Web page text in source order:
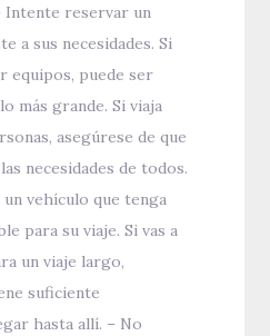
Intente reservar un
a sus necesidades. Si
equipos, puede ser
más grande. Si viaja
asegúrese de que
necesidades de todos.
vehículo que tenga
para su viaje. Si vas a
un viaje largo,
suficiente
hasta allí. – No